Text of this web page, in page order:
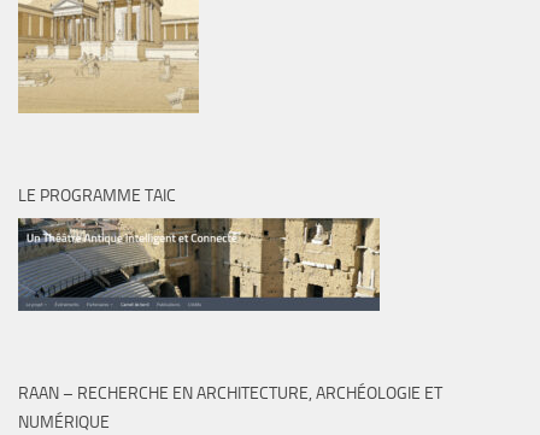
LE PROGRAMME TAIC
RAAN – RECHERCHE EN ARCHITECTURE, ARCHÉOLOGIE ET
NUMÉRIQUE